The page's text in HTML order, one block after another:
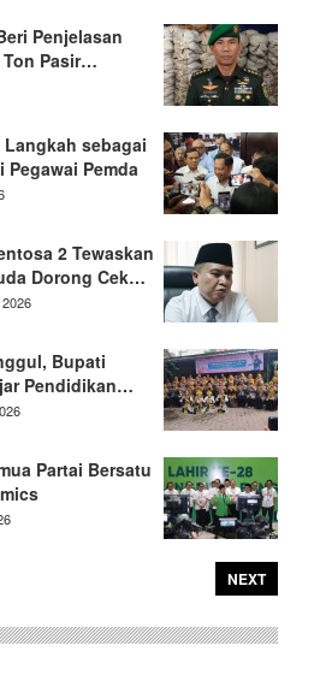
Penjelasan
Ton Pasir…
sebagai
Pemda
2 Tewaskan
Dorong Cek…
Bupati
Pendidikan…
Partai Bersatu
NEXT